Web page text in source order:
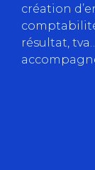
création
résultat,